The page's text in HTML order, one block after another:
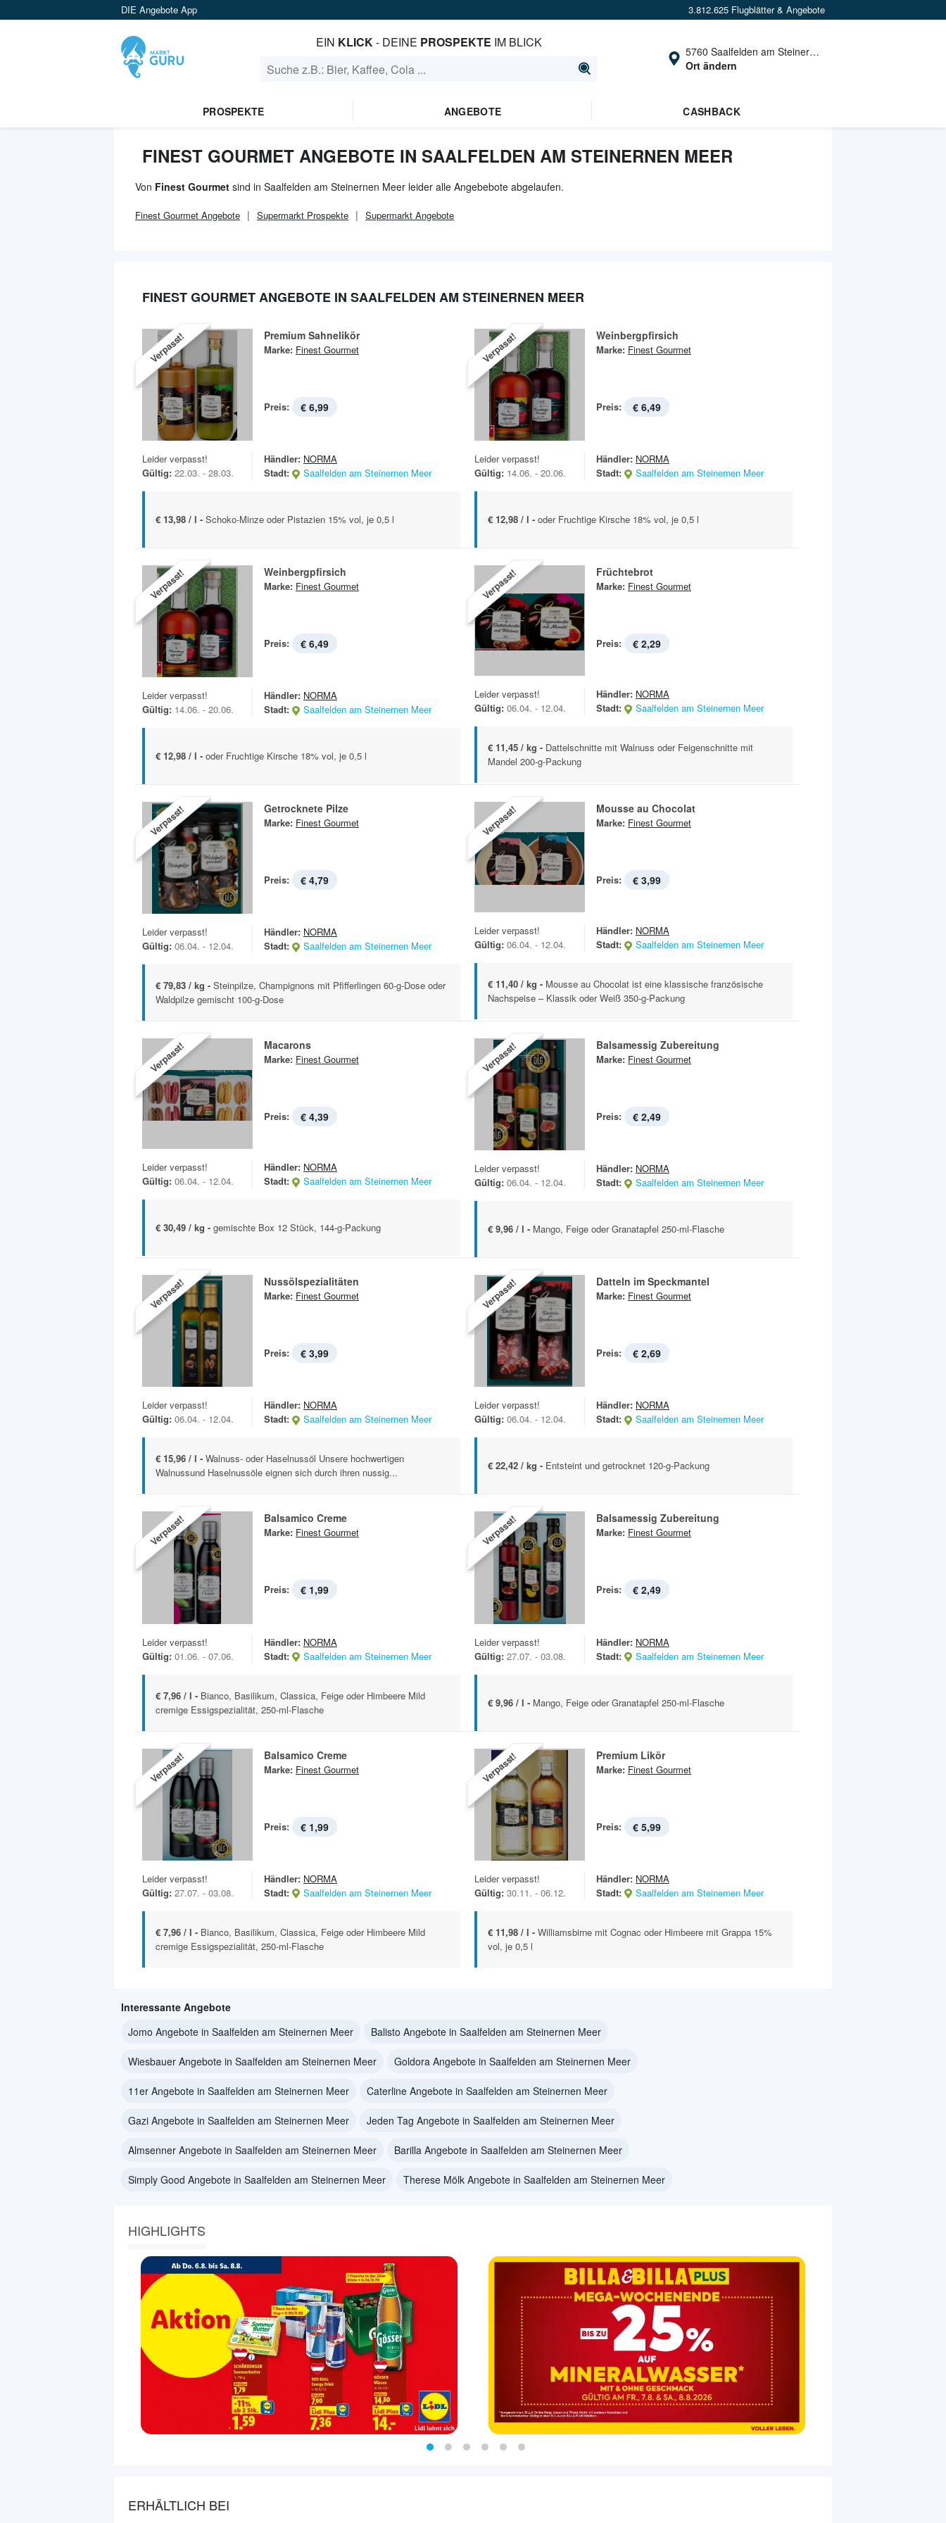
DIE Angebote App 3.812.625 Flugblätter & Angebote
EIN KLICK- DEINE PROSPEKTE IM BLICK
5760 Saalfelden am Steinernen Meer
Ort ändern
PROSPEKTE ANGEBOTE CASHBACK
FINEST GOURMET ANGEBOTE IN SAALFELDEN AM STEINERNEN MEER
Von Finest Gourmet sind in Saalfelden am Steinernen Meer leider alle Angebebote abgelaufen.
Finest Gourmet Angebote Supermarkt Prospekte Supermarkt Angebote
FINEST GOURMET ANGEBOTE IN SAALFELDEN AM STEINERNEN MEER
Verpasst! Premium Sahnelikör
Marke: Finest Gourmet
Preis: € 6,99
Leider verpasst!
Gültig: 22.03. - 28.03.
Händler: NORMA
Stadt:
Saalfelden am Steinernen Meer
€ 13,98 / l - Schoko-Minze oder Pistazien 15% vol, je 0,5 l
Verpasst! Weinbergpfirsich
Marke: Finest Gourmet
Preis: € 6,49
Leider verpasst!
Gültig: 14.06. - 20.06.
Händler: NORMA
Stadt:
Saalfelden am Steinernen Meer
€ 12,98 / l - oder Fruchtige Kirsche 18% vol, je 0,5 l
Verpasst! Weinbergpfirsich
Marke: Finest Gourmet
Preis: € 6,49
Leider verpasst!
Gültig: 14.06. - 20.06.
Händler: NORMA
Stadt:
Saalfelden am Steinernen Meer
€ 12,98 / l - oder Fruchtige Kirsche 18% vol, je 0,5 l
Verpasst! Früchtebrot
Marke: Finest Gourmet
Preis: € 2,29
Leider verpasst!
Gültig: 06.04. - 12.04.
Händler: NORMA
Stadt:
Saalfelden am Steinernen Meer
€ 11,45 / kg - Dattelschnitte mit Walnuss oder Feigenschnitte mit
Mandel 200-g-Packung
Verpasst! Getrocknete Pilze
Marke: Finest Gourmet
Preis: € 4,79
Leider verpasst!
Gültig: 06.04. - 12.04.
Händler: NORMA
Stadt:
Saalfelden am Steinernen Meer
€ 79,83 / kg - Steinpilze, Champignons mit Pfifferlingen 60-g-Dose oder
Waldpilze gemischt 100-g-Dose
Verpasst! Mousse au Chocolat
Marke: Finest Gourmet
Preis: € 3,99
Leider verpasst!
Gültig: 06.04. - 12.04.
Händler: NORMA
Stadt:
Saalfelden am Steinernen Meer
€ 11,40 / kg - Mousse au Chocolat ist eine klassische französische
Nachspeise – Klassik oder Weiß 350-g-Packung
Verpasst! Macarons
Marke: Finest Gourmet
Preis: € 4,39
Leider verpasst!
Gültig: 06.04. - 12.04.
Händler: NORMA
Stadt:
Saalfelden am Steinernen Meer
€ 30,49 / kg - gemischte Box 12 Stück, 144-g-Packung
Verpasst! Balsamessig Zubereitung
Marke: Finest Gourmet
Preis: € 2,49
Leider verpasst!
Gültig: 06.04. - 12.04.
Händler: NORMA
Stadt:
Saalfelden am Steinernen Meer
€ 9,96 / l - Mango, Feige oder Granatapfel 250-ml-Flasche
Verpasst! Nussölspezialitäten
Marke: Finest Gourmet
Preis: € 3,99
Leider verpasst!
Gültig: 06.04. - 12.04.
Händler: NORMA
Stadt:
Saalfelden am Steinernen Meer
€ 15,96 / l - Walnuss- oder Haselnussöl Unsere hochwertigen
Walnussund Haselnussöle eignen sich durch ihren nussig...
Verpasst! Datteln im Speckmantel
Marke: Finest Gourmet
Preis: € 2,69
Leider verpasst!
Gültig: 06.04. - 12.04.
Händler: NORMA
Stadt:
Saalfelden am Steinernen Meer
€ 22,42 / kg - Entsteint und getrocknet 120-g-Packung
Verpasst! Balsamico Creme
Marke: Finest Gourmet
Preis: € 1,99
Leider verpasst!
Gültig: 01.06. - 07.06.
Händler: NORMA
Stadt:
Saalfelden am Steinernen Meer
€ 7,96 / l - Bianco, Basilikum, Classica, Feige oder Himbeere Mild
cremige Essigspezialität, 250-ml-Flasche
Verpasst! Balsamessig Zubereitung
Marke: Finest Gourmet
Preis: € 2,49
Leider verpasst!
Gültig: 27.07. - 03.08.
Händler: NORMA
Stadt:
Saalfelden am Steinernen Meer
€ 9,96 / l - Mango, Feige oder Granatapfel 250-ml-Flasche
Verpasst! Balsamico Creme
Marke: Finest Gourmet
Preis: € 1,99
Leider verpasst!
Gültig: 27.07. - 03.08.
Händler: NORMA
Stadt:
Saalfelden am Steinernen Meer
€ 7,96 / l - Bianco, Basilikum, Classica, Feige oder Himbeere Mild
cremige Essigspezialität, 250-ml-Flasche
Verpasst! Premium Likör
Marke: Finest Gourmet
Preis: € 5,99
Leider verpasst!
Gültig: 30.11. - 06.12.
Händler: NORMA
Stadt:
Saalfelden am Steinernen Meer
€ 11,98 / l - Williamsbirne mit Cognac oder Himbeere mit Grappa 15%
vol, je 0,5 l
Interessante Angebote
Jomo Angebote in Saalfelden am Steinernen Meer
Balisto Angebote in Saalfelden am Steinernen Meer
Wiesbauer Angebote in Saalfelden am Steinernen Meer Goldora Angebote in Saalfelden am Steinernen Meer
11er Angebote in Saalfelden am Steinernen Meer Caterline Angebote in Saalfelden am Steinernen Meer
Gazi Angebote in Saalfelden am Steinernen Meer Jeden Tag Angebote in Saalfelden am Steinernen Meer
Almsenner Angebote in Saalfelden am Steinernen Meer Barilla Angebote in Saalfelden am Steinernen Meer
Simply Good Angebote in Saalfelden am Steinernen Meer Therese Mölk Angebote in Saalfelden am Steinernen Meer
HIGHLIGHTS
ERHÄLTLICH BEI